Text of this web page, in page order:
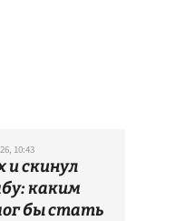
10:43
и скинул
каким
бы стать